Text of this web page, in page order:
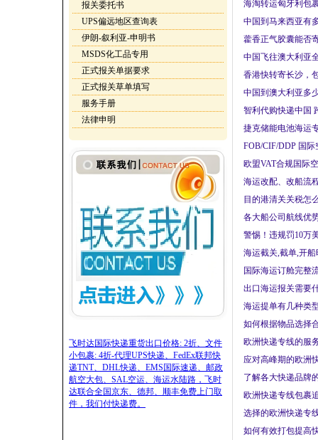
报关委托书
UPS偏远地区查询表
伊朗-叙利亚-申明书
MSDS化工品专用
正式报关单据要求
正式报关草单填写
服务手册
法律申明
飞时达国际快递重货出口价格: 2折、文件
小包裹: 4折-代理UPS快递、FedEx联邦快
递TNT、DHL快递、EMS国际速递、邮政
航空大包、SAL空运、海运水陆路，飞时
达联合全国京东、德邦、顺丰免费上门取
件，我们付快递费。
海淘转运匈牙利包
中国到马来西亚有
藿香正气胶囊能否
中国飞往澳大利亚
香港快转寄长沙，
中国到澳大利亚多
智利代购快递中国
捷克储能电池海运
FOB/CIF/DDP 国
欧盟VAT合规国际
海运改配、改船流
目的港清关关税怎
各大船公司航线优
警惕！违规罚10万
海运截关,截单,开
国际海运订舱完整
出口海运报关需要
海运提单有几种类
如何根据物品选择
欧洲快递专线的服
应对高峰期的欧洲
了解各大快递品牌
欧洲快递专线包裹
选择的欧洲快递专
如何有效打包提高